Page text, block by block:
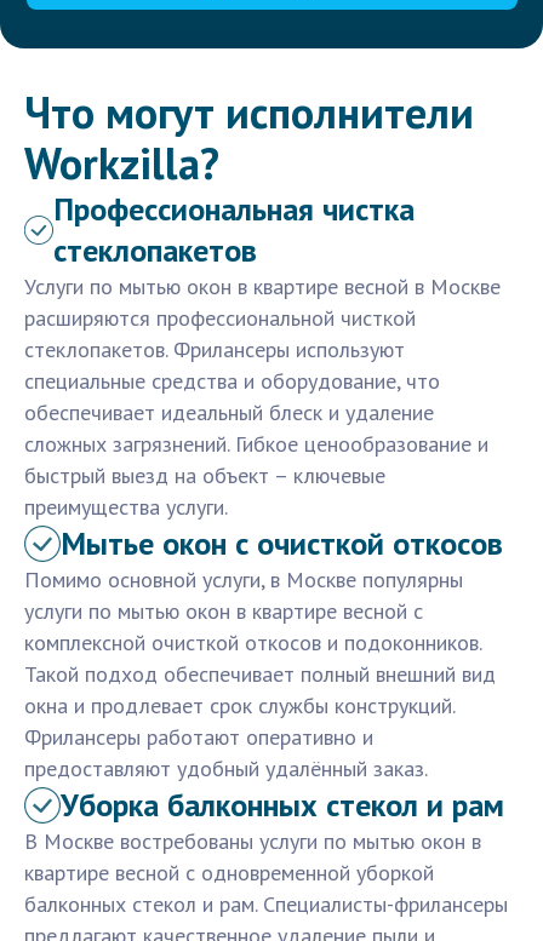
Что могут исполнители
Workzilla?
Профессиональная чистка
стеклопакетов
Услуги по мытью окон в квартире весной в Москве
расширяются профессиональной чисткой
стеклопакетов. Фрилансеры используют
специальные средства и оборудование, что
обеспечивает идеальный блеск и удаление
сложных загрязнений. Гибкое ценообразование и
быстрый выезд на объект – ключевые
преимущества услуги.
Мытье окон с очисткой откосов
Помимо основной услуги, в Москве популярны
услуги по мытью окон в квартире весной с
комплексной очисткой откосов и подоконников.
Такой подход обеспечивает полный внешний вид
окна и продлевает срок службы конструкций.
Фрилансеры работают оперативно и
предоставляют удобный удалённый заказ.
Уборка балконных стекол и рам
В Москве востребованы услуги по мытью окон в
квартире весной с одновременной уборкой
балконных стекол и рам. Специалисты-фрилансеры